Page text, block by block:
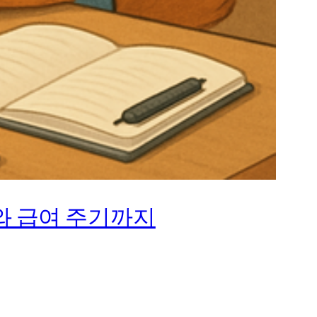
급여 주기까지